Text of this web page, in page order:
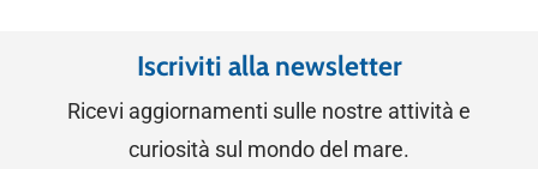
Iscriviti alla newsletter
Ricevi aggiornamenti sulle nostre attività e
curiosità sul mondo del mare.